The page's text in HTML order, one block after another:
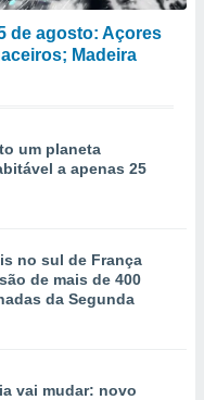
de agosto: Açores
Madeira
um planeta
a apenas 25
no sul de França
de mais de 400
da Segunda
vai mudar: novo